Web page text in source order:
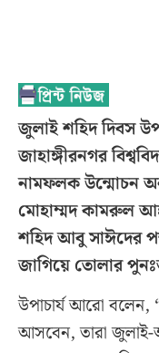
জুলাই শহিদ দিবস
জাহাঙ্গীরনগর
নামফলক উন্মোচন
মোহাম্মদ কামরুল
শহিদ আবু সাঈদের
জাগিয়ে তোলার
উপাচার্য আরো বলেন,
আসবেন, তারা